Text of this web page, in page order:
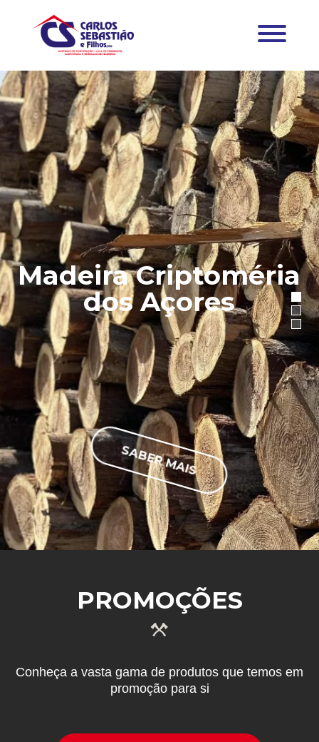
Madeira Criptoméria
dos Açores
SABER MAIS
PROMOÇÕES
Conheça a vasta gama de produtos que temos em
promoção para si